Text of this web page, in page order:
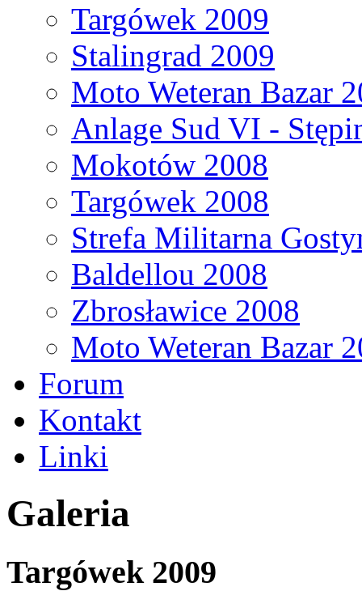
Targówek 2009
Stalingrad 2009
Moto Weteran Bazar
Anlage Sud VI -
Mokotów 2008
Targówek 2008
Strefa Militarna
Baldellou 2008
Zbrosławice 2008
Moto Weteran Bazar
Forum
Kontakt
Linki
Galeria
Targówek 2009